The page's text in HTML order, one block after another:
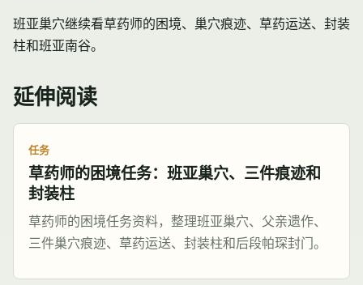
班亚巢穴继续看草药师的困境、巢穴痕迹、草药运送、封装
柱和班亚南谷。
延伸阅读
任务
草药师的困境任务：班亚巢穴、三件痕迹和
封装柱
草药师的困境任务资料，整理班亚巢穴、父亲遗作、
三件巢穴痕迹、草药运送、封装柱和后段帕琛封门。